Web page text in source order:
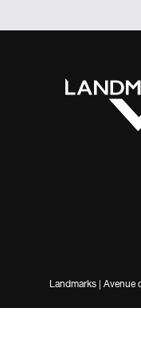
Landmarks | Avenue